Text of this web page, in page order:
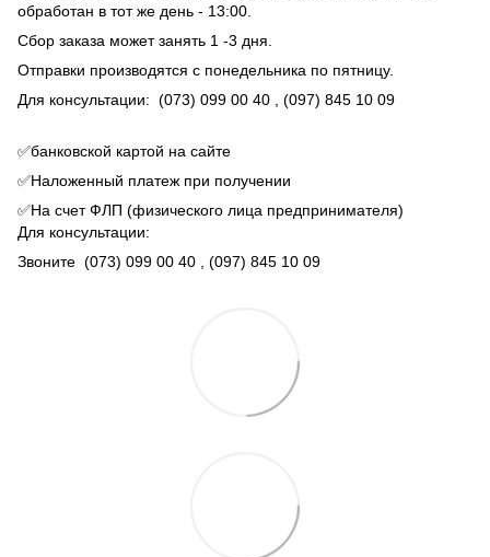
обработан в тот же день - 13:00.
Сбор заказа может занять 1 -3 дня.
Отправки производятся с понедельника по пятницу.
Для консультации: (073) 099 00 40 , (097) 845 10 09
✅банковской картой на сайте
✅Наложенный платеж при получении
✅На счет ФЛП (физического лица предпринимателя)
Для консультации:
Звоните (073) 099 00 40 , (097) 845 10 09